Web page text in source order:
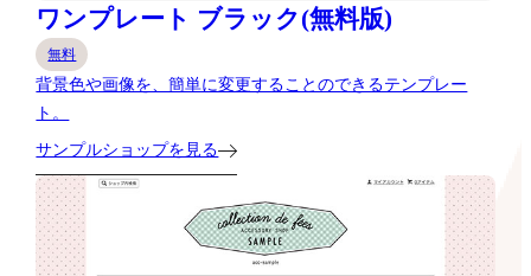
ワンプレート ブラック(無料版)
無料
背景色や画像を、簡単に変更することのできるテンプレー
ト。
サンプルショップを見る